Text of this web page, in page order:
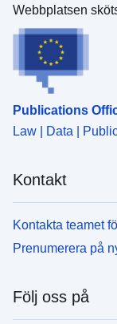
Webbplatsen
Publications
Law | Data |
Kontakt
Kontakta teamet
Prenumerera på
Följ oss på